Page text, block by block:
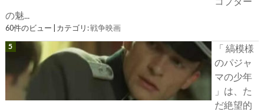
の魅...
60件のビュー カテゴリ:戦争映画
「 縞模様
のパジャ
マの少年
」は、た
だ絶望的